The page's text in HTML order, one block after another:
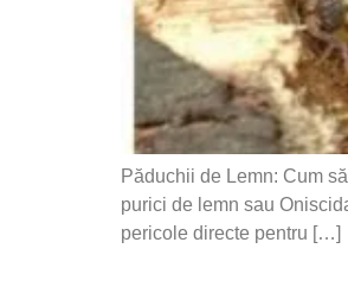
Păduchii de Lemn: Cum
purici de lemn sau
pericole directe pentru […]